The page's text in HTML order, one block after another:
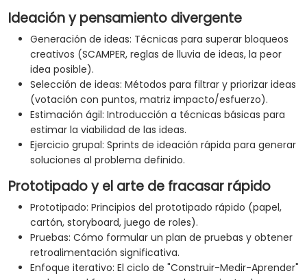
Ideación y pensamiento divergente
Generación de ideas: Técnicas para superar bloqueos
creativos (SCAMPER, reglas de lluvia de ideas, la peor
idea posible).
Selección de ideas: Métodos para filtrar y priorizar ideas
(votación con puntos, matriz impacto/esfuerzo).
Estimación ágil: Introducción a técnicas básicas para
estimar la viabilidad de las ideas.
Ejercicio grupal: Sprints de ideación rápida para generar
soluciones al problema definido.
Prototipado y el arte de fracasar rápido
Prototipado: Principios del prototipado rápido (papel,
cartón, storyboard, juego de roles).
Pruebas: Cómo formular un plan de pruebas y obtener
retroalimentación significativa.
Enfoque iterativo: El ciclo de "Construir-Medir-Aprender"